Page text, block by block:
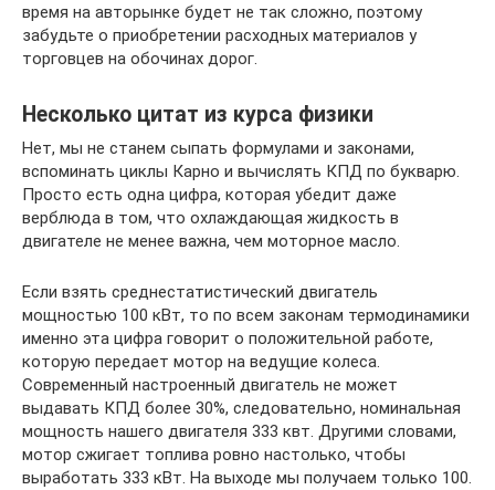
время на авторынке будет не так сложно, поэтому
забудьте о приобретении расходных материалов у
торговцев на обочинах дорог.
Несколько цитат из курса физики
Нет, мы не станем сыпать формулами и законами,
вспоминать циклы Карно и вычислять КПД по букварю.
Просто есть одна цифра, которая убедит даже
верблюда в том, что охлаждающая жидкость в
двигателе не менее важна, чем моторное масло.
Если взять среднестатистический двигатель
мощностью 100 кВт, то по всем законам термодинамики
именно эта цифра говорит о положительной работе,
которую передает мотор на ведущие колеса.
Современный настроенный двигатель не может
выдавать КПД более 30%, следовательно, номинальная
мощность нашего двигателя 333 квт. Другими словами,
мотор сжигает топлива ровно настолько, чтобы
выработать 333 кВт. На выходе мы получаем только 100.